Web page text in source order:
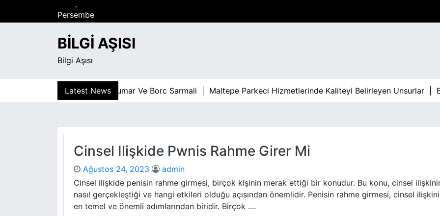
Perşembe
Ağustos 6, 2026
2:19 pm
BILGI AŞISI
Bilgi Aşısı
Latest NewsKumar Ve Borc Sarmali |Maltepe Parkeci Hizmetlerinde Kaliteyi Belirleyen Unsurlar |
Cinsel Ilişkide Pwnis Rahme Girer Mi
Ağustos 24, 2023
admin
Cinsel ilişkide penisin rahme girmesi, birçok kişinin merak ettiği bir konudur. Bu konu, cinsel
nasıl gerçekleştiği ve hangi etkileri olduğu açısından önemlidir. Penisin rahme girmesi, cinsel
en temel ve önemli adımlarından biridir. Birçok ....